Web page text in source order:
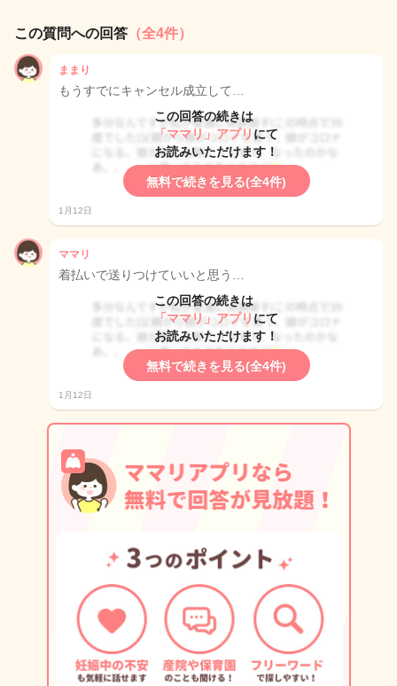
この質問への回答 （全4件）
ままり
もうすでにキャンセル成立して…
この回答の続きは
「ママリ」アプリ にて
お読みいただけます！
無料で続きを見る(全4件)
1月12日
ママリ
着払いで送りつけていいと思う…
この回答の続きは
「ママリ」アプリ にて
お読みいただけます！
無料で続きを見る(全4件)
1月12日